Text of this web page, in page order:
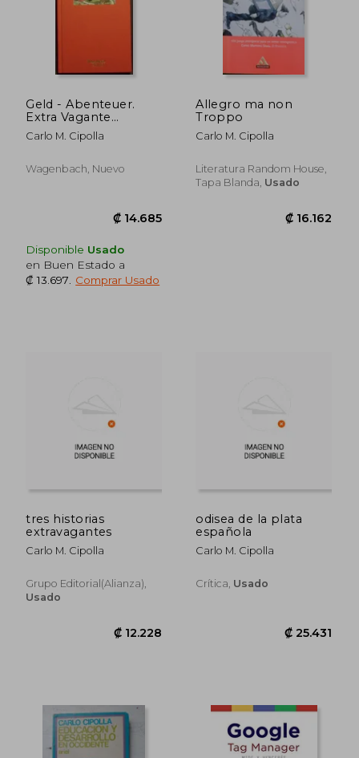
Geld - Abenteuer.
Extra Vagante
Geschichten aus dem
Europäischen
(Wagenbach Salto)
Carlo M. Cipolla
Wagenbach, Nuevo
Disponible Usado
en Buen Estado a
₡ 13.697
Comprar Usado
Allegro ma non
Troppo
Carlo M. Cipolla
Literatura Random House,
Tapa Blanda, Usado
tres historias
extravagantes
Carlo M. Cipolla
Grupo Editorial(alianza),
Usado
odisea de la plata
española
Carlo M. Cipolla
Crítica, Usado